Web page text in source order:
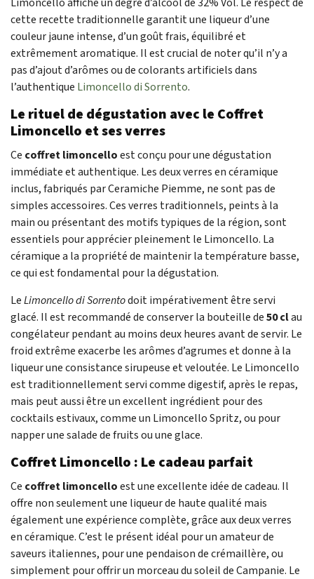
cette recette traditionnelle garantit une liqueur d’une
couleur jaune intense, d’un goût frais, équilibré et
extrêmement aromatique. Il est crucial de noter qu’il n’y a
pas d’ajout d’arômes ou de colorants artificiels dans
l’authentique Limoncello di Sorrento.
Le rituel de dégustation avec le Coffret
Limoncello et ses verres
Ce coffret limoncelloest conçu pour une dégustation
immédiate et authentique. Les deux verres en céramique
inclus, fabriqués par Ceramiche Piemme, ne sont pas de
simples accessoires. Ces verres traditionnels, peints à la
main ou présentant des motifs typiques de la région, sont
essentiels pour apprécier pleinement le Limoncello. La
céramique a la propriété de maintenir la température basse,
ce qui est fondamental pour la dégustation.
LeLimoncello di Sorrentodoit impérativement être servi
glacé. Il est recommandé de conserver la bouteille de50 clau
congélateur pendant au moins deux heures avant de servir. Le
froid extrême exacerbe les arômes d’agrumes et donne à la
liqueur une consistance sirupeuse et veloutée. Le Limoncello
est traditionnellement servi comme digestif, après le repas,
mais peut aussi être un excellent ingrédient pour des
cocktails estivaux, comme un Limoncello Spritz, ou pour
napper une salade de fruits ou une glace.
Coffret Limoncello : Le cadeau parfait
Ce coffret limoncelloest une excellente idée de cadeau. Il
offre non seulement une liqueur de haute qualité mais
également une expérience complète, grâce aux deux verres
en céramique. C’est le présent idéal pour un amateur de
saveurs italiennes, pour une pendaison de crémaillère, ou
simplement pour offrir un morceau du soleil de Campanie. Le